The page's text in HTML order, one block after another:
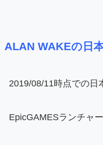
ALAN WAKEの日
2019/08/11時点での日
EpicGAMESランチャ